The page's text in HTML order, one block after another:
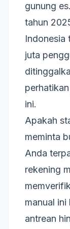
gunung
tahun
Indonesia
juta
ini.
Apakah
meminta
Anda
rekening
manual
antrean